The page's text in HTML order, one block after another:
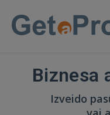
Biznesa
Izveido